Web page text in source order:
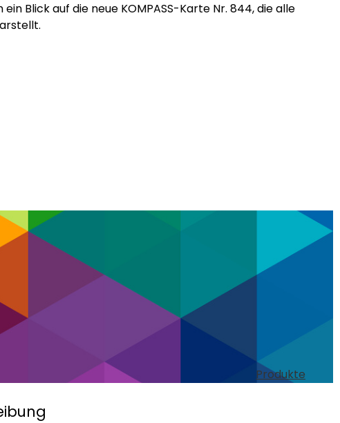
Blick auf die neue KOMPASS-Karte Nr. 844, die alle
Produkte